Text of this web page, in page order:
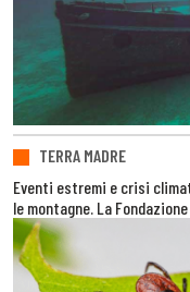
TERRA MADRE
Eventi estremi e crisi
le montagne. La